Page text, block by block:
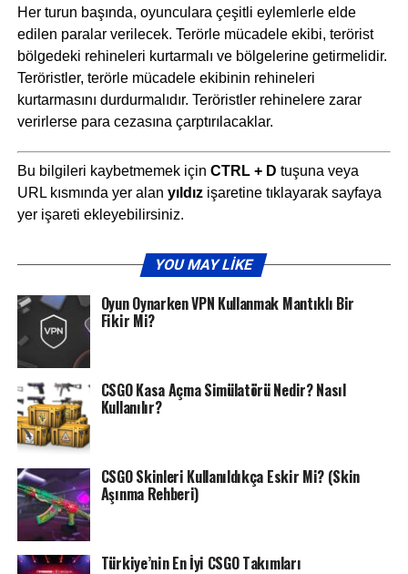
Her turun başında, oyunculara çeşitli eylemlerle elde
edilen paralar verilecek. Terörle mücadele ekibi, terörist
bölgedeki rehineleri kurtarmalı ve bölgelerine getirmelidir.
Teröristler, terörle mücadele ekibinin rehineleri
kurtarmasını durdurmalıdır. Teröristler rehinelere zarar
verirlerse para cezasına çarptırılacaklar.
Bu bilgileri kaybetmemek için CTRL + D tuşuna veya
URL kısmında yer alan yıldızişaretine tıklayarak sayfaya
yer işareti ekleyebilirsiniz.
YOU MAY LIKE
Oyun Oynarken VPN Kullanmak Mantıklı Bir
Fikir Mi?
CSGO Kasa Açma Simülatörü Nedir? Nasıl
Kullanılır?
CSGO Skinleri Kullanıldıkça Eskir Mi? (Skin
Aşınma Rehberi)
Türkiye’nin En İyi CSGO Takımları